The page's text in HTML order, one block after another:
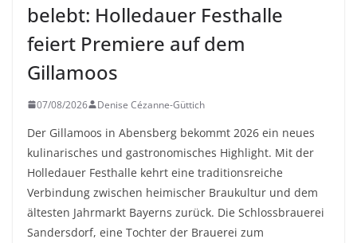
belebt: Holledauer Festhalle
feiert Premiere auf dem
Gillamoos
07/08/2026 Denise Cézanne-Güttich
Der Gillamoos in Abensberg bekommt 2026 ein neues
kulinarisches und gastronomisches Highlight. Mit der
Holledauer Festhalle kehrt eine traditionsreiche
Verbindung zwischen heimischer Braukultur und dem
ältesten Jahrmarkt Bayerns zurück. Die Schlossbrauerei
Sandersdorf, eine Tochter der Brauerei zum